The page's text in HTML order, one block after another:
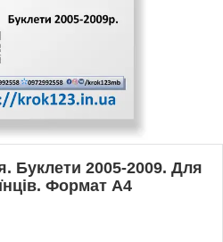
Буклети 2005-2009. Для
Формат А4